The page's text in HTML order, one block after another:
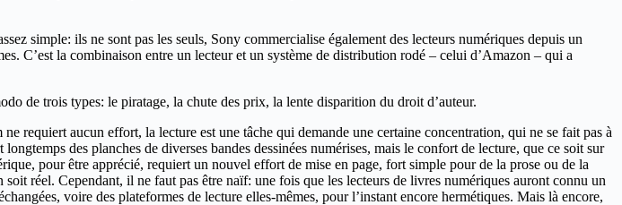
simple: ils ne sont pas les seuls, Sony commercialise également des lecteurs numériques depuis un
C’est la combinaison entre un lecteur et un système de distribution rodé – celui d’Amazon – qui a
de trois types: le piratage, la chute des prix, la lente disparition du droit d’auteur.
aucun effort, la lecture est une tâche qui demande une certaine concentration, qui ne se fait pas à
des planches de diverses bandes dessinées numérises, mais le confort de lecture, que ce soit sur
pour être apprécié, requiert un nouvel effort de mise en page, fort simple pour de la prose ou de la
réel. Cependant, il ne faut pas être naïf: une fois que les lecteurs de livres numériques auront connu un
voire des plateformes de lecture elles-mêmes, pour l’instant encore hermétiques. Mais là encore,